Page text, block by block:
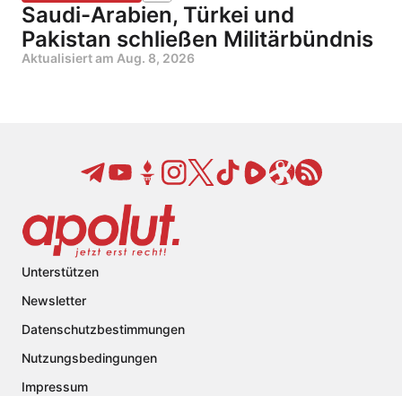
Saudi-Arabien, Türkei und
Pakistan schließen Militärbündnis
Aktualisiert am Aug. 8, 2026
Unterstützen
Newsletter
Datenschutzbestimmungen
Nutzungsbedingungen
Impressum